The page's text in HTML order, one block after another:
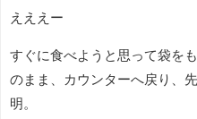
えええー
すぐに食べようと思って袋を
のまま、カウンターへ戻り、
明。